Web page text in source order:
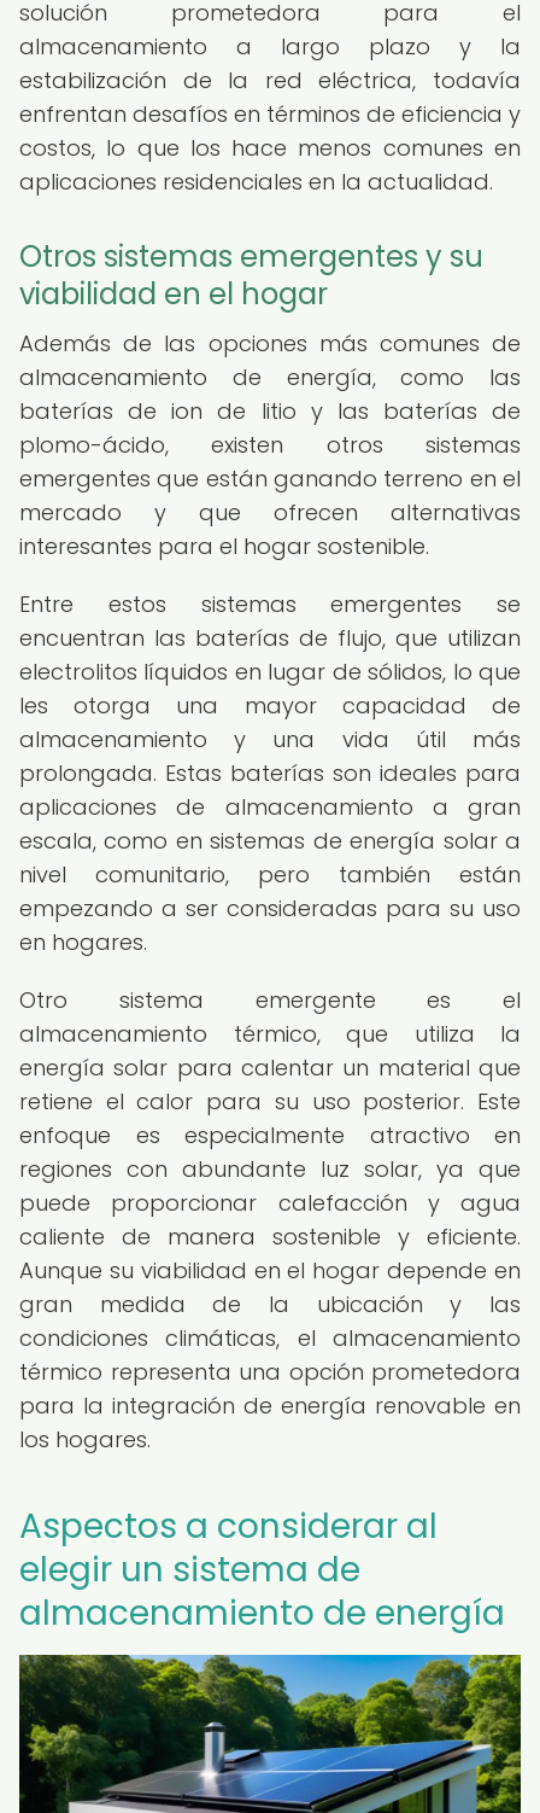
solución prometedora para el
almacenamiento a largo plazo y la
estabilización de la red eléctrica, todavía
enfrentan desafíos en términos de eficiencia y
costos, lo que los hace menos comunes en
aplicaciones residenciales en la actualidad.
Otros sistemas emergentes y su
viabilidad en el hogar
Además de las opciones más comunes de
almacenamiento de energía, como las
baterías de ion de litio y las baterías de
plomo-ácido, existen otros sistemas
emergentes que están ganando terreno en el
mercado y que ofrecen alternativas
interesantes para el hogar sostenible.
Entre estos sistemas emergentes se
encuentran las baterías de flujo, que utilizan
electrolitos líquidos en lugar de sólidos, lo que
les otorga una mayor capacidad de
almacenamiento y una vida útil más
prolongada. Estas baterías son ideales para
aplicaciones de almacenamiento a gran
escala, como en sistemas de energía solar a
nivel comunitario, pero también están
empezando a ser consideradas para su uso
en hogares.
Otro sistema emergente es el
almacenamiento térmico, que utiliza la
energía solar para calentar un material que
retiene el calor para su uso posterior. Este
enfoque es especialmente atractivo en
regiones con abundante luz solar, ya que
puede proporcionar calefacción y agua
caliente de manera sostenible y eficiente.
Aunque su viabilidad en el hogar depende en
gran medida de la ubicación y las
condiciones climáticas, el almacenamiento
térmico representa una opción prometedora
para la integración de energía renovable en
los hogares.
Aspectos a considerar al
elegir un sistema de
almacenamiento de energía